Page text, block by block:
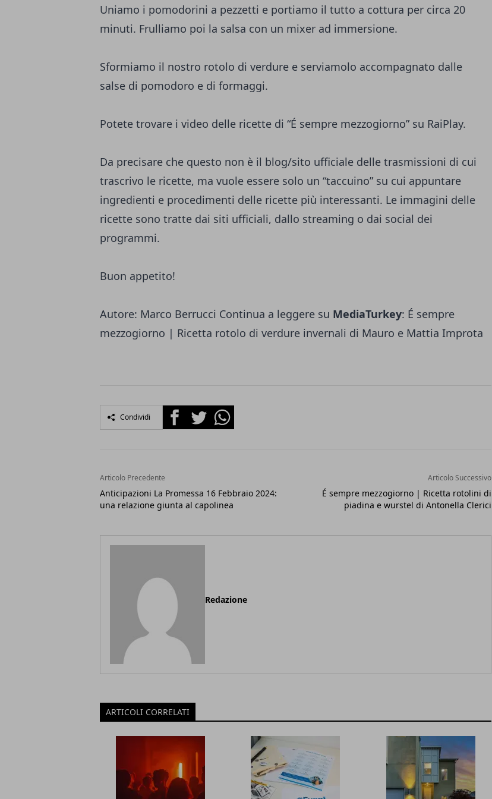
Uniamo i pomodorini a pezzetti e portiamo il tutto a cottura per circa 20
minuti. Frulliamo poi la salsa con un mixer ad immersione.
Sformiamo il nostro rotolo di verdure e serviamolo accompagnato dalle
salse di pomodoro e di formaggi.
Potete trovare i video delle ricette di “É sempre mezzogiorno” su RaiPlay.
Da precisare che questo non è il blog/sito ufficiale delle trasmissioni di cui
trascrivo le ricette, ma vuole essere solo un “taccuino” su cui appuntare
ingredienti e procedimenti delle ricette più interessanti. Le immagini delle
ricette sono tratte dai siti ufficiali, dallo streaming o dai social dei
programmi.
Buon appetito!
Autore: Marco Berrucci Continua a leggere su MediaTurkey: É sempre
mezzogiorno | Ricetta rotolo di verdure invernali di Mauro e Mattia Improta
Condividi FacebookTwitterWhatsapp
Articolo Precedente
Anticipazioni La Promessa 16 Febbraio 2024:
una relazione giunta al capolinea
Articolo Successivo
É sempre mezzogiorno | Ricetta rotolini di
piadina e wurstel di Antonella Clerici
Redazione
ARTICOLI CORRELATI